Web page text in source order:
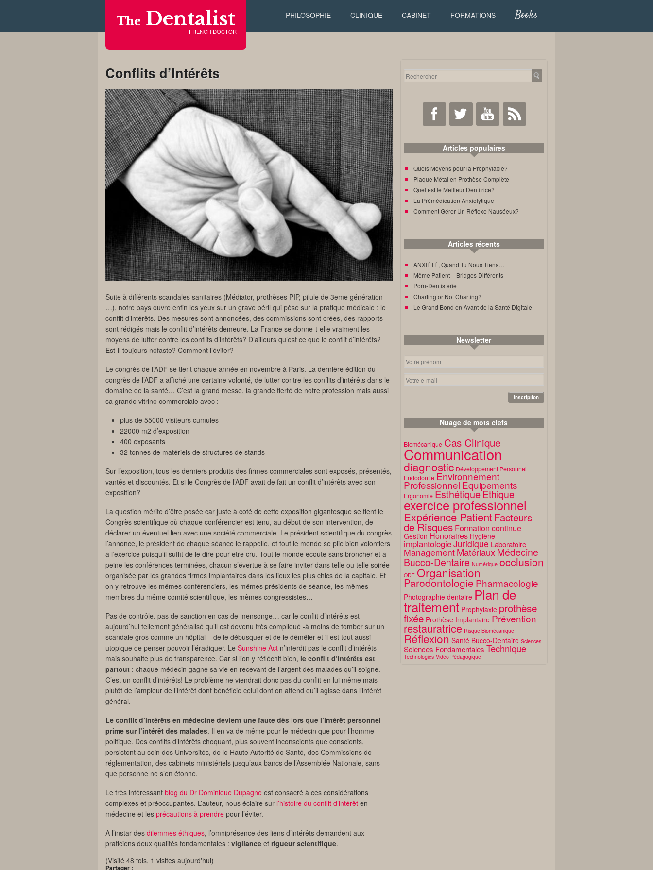
The Dentalist
FRENCH DOCTOR
PHILOSOPHIE CLINIQUE CABINET FORMATIONS Books
Conflits d’Intérêts
Suite à différents scandales sanitaires (Médiator, prothèses PIP, pilule de 3eme génération
…), notre pays ouvre enfin les yeux sur un grave péril qui pèse sur la pratique médicale : le
conflit d’intérêts. Des mesures sont annoncées, des commissions sont crées, des rapports
sont rédigés mais le conflit d’intérêts demeure. La France se donne-t-elle vraiment les
moyens de lutter contre les conflits d’intérêts? D’ailleurs qu’est ce que le conflit d’intérêts?
Est-il toujours néfaste? Comment l’éviter?
Le congrès de l’ADF se tient chaque année en novembre à Paris. La dernière édition du
congrès de l’ADF a affiché une certaine volonté, de lutter contre les conflits d’intérêts dans le
domaine de la santé… C’est la grand messe, la grande fierté de notre profession mais aussi
sa grande vitrine commerciale avec :
plus de 55000 visiteurs cumulés
22000 m2 d’exposition
400 exposants
32 tonnes de matériels de structures de stands
Sur l’exposition, tous les derniers produits des firmes commerciales sont exposés, présentés,
vantés et discountés. Et si le Congrès de l’ADF avait de fait un conflit d’intérêts avec son
exposition?
La question mérite d’être posée car juste à coté de cette exposition gigantesque se tient le
Congrès scientifique où chaque conférencier est tenu, au début de son intervention, de
déclarer un éventuel lien avec une société commerciale. Le président scientifique du congrès
l’annonce, le président de chaque séance le rappelle, et tout le monde se plie bien volontiers
à l’exercice puisqu’il suffit de le dire pour être cru. Tout le monde écoute sans broncher et à
peine les conférences terminées, chacun s’évertue à se faire inviter dans telle ou telle soirée
organisée par les grandes firmes implantaires dans les lieux les plus chics de la capitale. Et
on y retrouve les mêmes conférenciers, les mêmes présidents de séance, les mêmes
membres du même comité scientifique, les mêmes congressistes…
Pas de contrôle, pas de sanction en cas de mensonge… car le conflit d’intérêts est
aujourd’hui tellement généralisé qu’il est devenu très compliqué -à moins de tomber sur un
scandale gros comme un hôpital – de le débusquer et de le démêler et il est tout aussi
utopique de penser pouvoir l’éradiquer. Le Sunshine Act n’interdit pas le conflit d’intérêts
mais souhaite plus de transparence. Car si l’on y réfléchit bien, le conflit d’intérêts est
partout : chaque médecin gagne sa vie en recevant de l’argent des malades qu’il soigne.
C’est un conflit d’intérêts! Le problème ne viendrait donc pas du conflit en lui même mais
plutôt de l’ampleur de l’intérêt dont bénéficie celui dont on attend qu’il agisse dans l’intérêt
général.
Le conflit d’intérêts en médecine devient une faute dès lors que l’intérêt personnel
prime sur l’intérêt des malades. Il en va de même pour le médecin que pour l’homme
politique. Des conflits d’intérêts choquant, plus souvent inconscients que conscients,
persistent au sein des Universités, de le Haute Autorité de Santé, des Commissions de
réglementation, des cabinets ministériels jusqu’aux bancs de l’Assemblée Nationale, sans
que personne ne s’en étonne.
Le très intéressant blog du Dr Dominique Dupagne est consacré à ces considérations
complexes et préoccupantes. L’auteur, nous éclaire sur l’histoire du conflit d’intérêt en
médecine et les précautions à prendre pour l’éviter.
A l’instar des dilemmes éthiques, l’omniprésence des liens d’intérêts demandent aux
praticiens deux qualités fondamentales : vigilance et rigueur scientifique.
(Visité 48 fois, 1 visites aujourd'hui)
Partager :
Facebook Twitter Youtube
Articles populaires
Quels Moyens pour la Prophylaxie?
Plaque Métal en Prothèse Complète
Quel est le Meilleur Dentifrice?
La Prémédication Anxiolytique
Comment Gérer Un Réflexe Nauséeux?
Articles récents
ANXIÉTÉ, Quand Tu Nous Tiens…
Même Patient – Bridges Différents
Porn-Dentisterie
Charting or Not Charting?
Le Grand Bond en Avant de la Santé Digitale
Newsletter
Nuage de mots clefs
Biomécanique Cas Clinique
Communication
diagnostic Développement Personnel
Endodontie Environnement
Professionnel Equipements
Ergonomie EsthétiqueEthique
exercice professionnel
Expérience PatientFacteurs
de Risques Formation continue
Gestion Honoraires Hygiène
implantologieJuridique Laboratoire
Management Matériaux Médecine
Bucco-Dentaire Numérique occlusion
ODF Organisation
Parodontologie Pharmacologie
Photographie dentaire Plan de
traitement Prophylaxie prothèse
fixée Prothèse Implantaire Prévention
restauratrice Risque Biomécanique
Réflexion Santé Bucco-Dentaire Sciences
Sciences Fondamentales Technique
Technologies Vidéo Pédagogique